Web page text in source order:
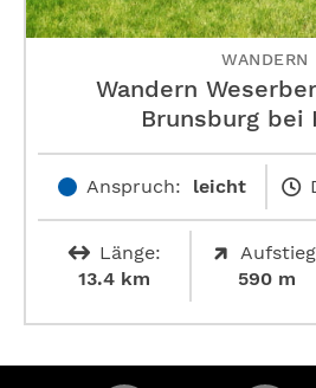
WANDERN
Wandern
Brunsburg bei
Anspruch: leicht
Länge:
13.4 km
590 m